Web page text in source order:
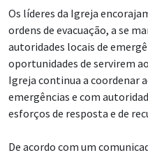
Os líderes da Igreja
ordens de evacuação, a se
autoridades locais de
oportunidades de servirem
Igreja continua a coordenar
emergências e com
esforços de resposta e de
De acordo com um